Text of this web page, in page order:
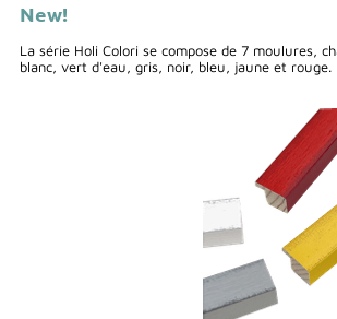
New!
La série Holi Colori se compose de 7 moulures,
blanc, vert d'eau, gris, noir, bleu, jaune et